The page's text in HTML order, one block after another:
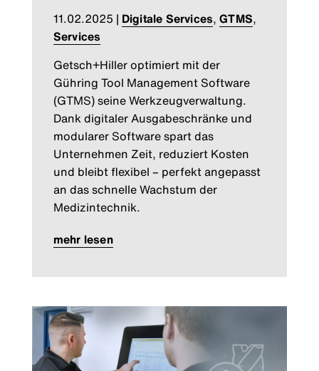
11.02.2025 | Digitale Services,GTMS,
Services
Getsch+Hiller optimiert mit der
Gühring Tool Management Software
(GTMS) seine Werkzeugverwaltung.
Dank digitaler Ausgabeschränke und
modularer Software spart das
Unternehmen Zeit, reduziert Kosten
und bleibt flexibel – perfekt angepasst
an das schnelle Wachstum der
Medizintechnik.
mehr lesen